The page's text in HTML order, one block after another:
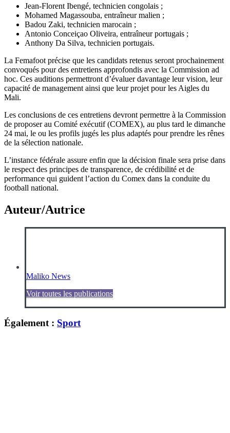
Jean-Florent Ibengé, technicien congolais ;
Mohamed Magassouba, entraîneur malien ;
Badou Zaki, technicien marocain ;
Antonio Conceiçao Oliveira, entraîneur portugais ;
Anthony Da Silva, technicien portugais.
La Femafoot précise que les candidats retenus seront prochainement
convoqués pour des entretiens approfondis avec la Commission ad
hoc. Ces auditions permettront d’évaluer davantage leur vision, leur
capacité de management ainsi que leur projet pour les Aigles du
Mali.
Les conclusions de ces entretiens devront permettre à la Commission
de proposer au Comité exécutif (COMEX), au plus tard le dimanche
24 mai, le ou les profils jugés les plus adaptés pour prendre les rênes
de la sélection nationale.
L’instance fédérale assure enfin que la décision finale sera prise dans
le respect des principes de transparence, de crédibilité et de
performance qui guident l’action du Comex dans la conduite du
football national.
Auteur/Autrice
Maliko News
Voir toutes les publications
Également : Sport